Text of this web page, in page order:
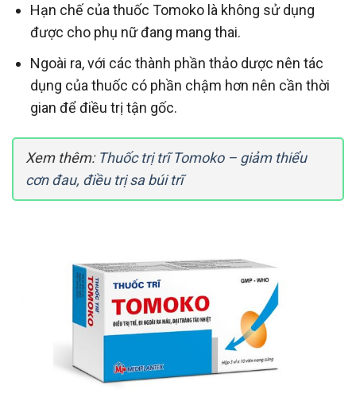
Hạn chế của thuốc Tomoko là không sử dụng
được cho phụ nữ đang mang thai.
Ngoài ra, với các thành phần thảo dược nên tác
dụng của thuốc có phần chậm hơn nên cần thời
gian để điều trị tận gốc.
Xem thêm: Thuốc trị trĩ Tomoko – giảm thiểu
cơn đau, điều trị sa búi trĩ